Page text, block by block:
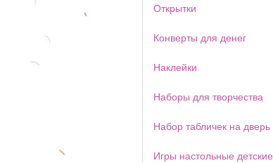
Открытки
Конверты для денег
Наклейки
Наборы для творчества
Набор табличек на дверь
Игры настольные детские